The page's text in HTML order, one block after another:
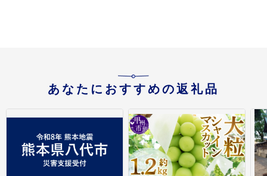
あなたにおすすめの返礼品